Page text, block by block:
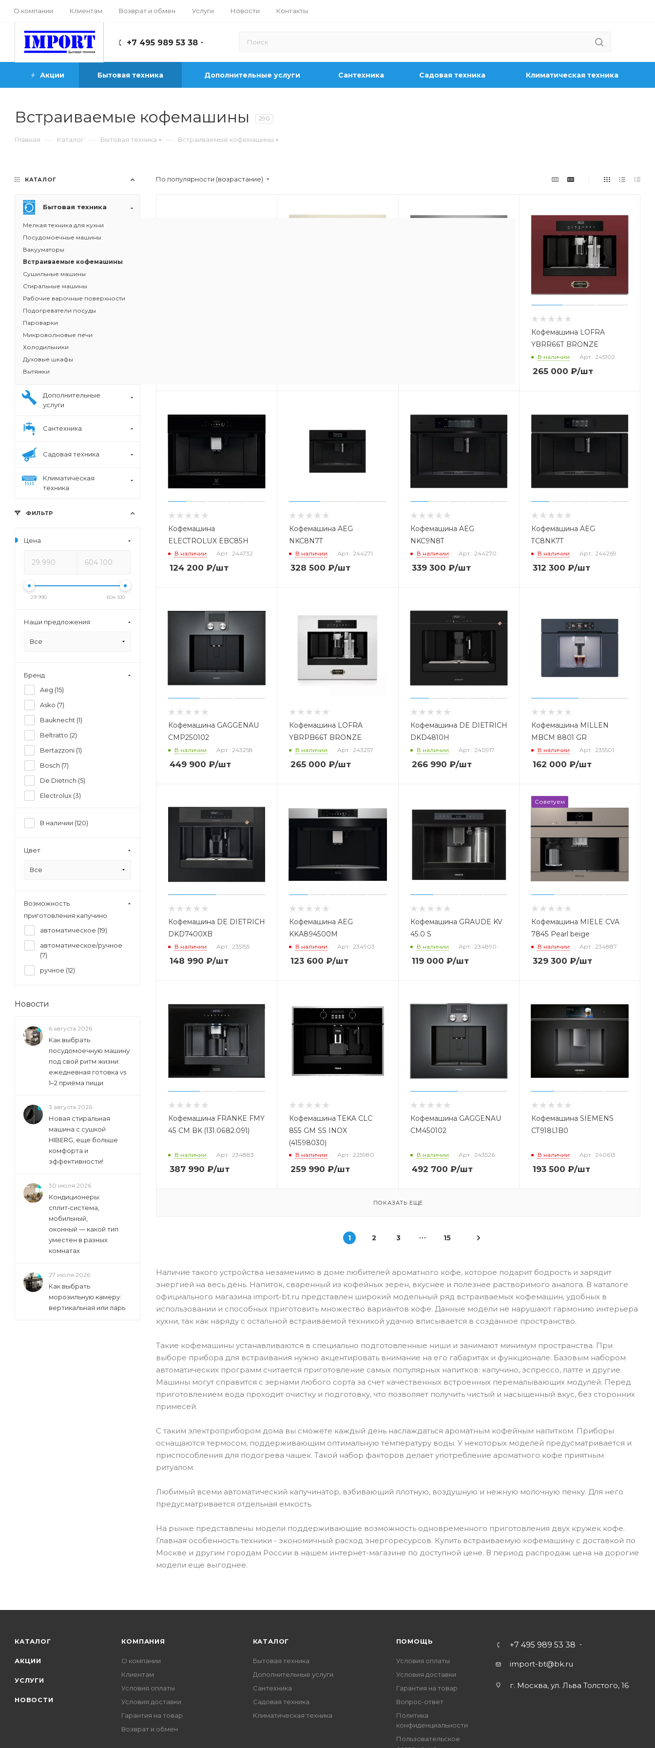
О компании Клиентам Возврат и обмен Услуги Новости Контакты
+7 495 989 53 38
Акции Бытовая техника Дополнительные услуги Сантехника Садовая техника Климатическая техника
Встраиваемые кофемашины 290
Главная — Каталог — Бытовая техника — Встраиваемые кофемашины
По популярности (возрастание)
Кофемашина LOFRA
YBRR66T BRONZE
В наличии Арт.: 245102
265 000 ₽/шт
Кофемашина
ELECTROLUX EBC85H
В наличии Арт.: 244732
124 200 ₽/шт
Кофемашина AEG
NKC8N7T
В наличии Арт.: 244271
328 500 ₽/шт
Кофемашина AEG
NKC9N8T
В наличии Арт.: 244270
339 300 ₽/шт
Кофемашина AEG
TC8NK7T
В наличии Арт.: 244269
312 300 ₽/шт
Кофемашина GAGGENAU
CMP250102
В наличии Арт.: 243258
449 900 ₽/шт
Кофемашина LOFRA
YBRPB66T BRONZE
В наличии Арт.: 243257
265 000 ₽/шт
Кофемашина DE DIETRICH
DKD4810H
В наличии Арт.: 240917
266 990 ₽/шт
Кофемашина MILLEN
MBCM 8801 GR
В наличии Арт.: 235501
162 000 ₽/шт
Кофемашина DE DIETRICH
DKD7400XB
В наличии Арт.: 235155
148 990 ₽/шт
Кофемашина AEG
KKA894500M
В наличии Арт.: 234903
123 600 ₽/шт
Кофемашина GRAUDE KV
45.0 S
В наличии Арт.: 234890
119 000 ₽/шт
Советуем
Кофемашина MIELE CVA
7845 Pearl beige
В наличии Арт.: 234887
329 300 ₽/шт
Кофемашина FRANKE FMY
45 CM BK (131.0682.091)
В наличии Арт.: 234883
387 990 ₽/шт
Кофемашина TEKA CLC
855 GM SS INOX
(41598030)
В наличии Арт.: 225980
259 990 ₽/шт
Кофемашина GAGGENAU
CM450102
В наличии Арт.: 243526
492 700 ₽/шт
Кофемашина SIEMENS
CT918L1B0
В наличии Арт.: 240613
193 500 ₽/шт
ПОКАЗАТЬ ЕЩЕ
1 2 3 15
Наличие такого устройства незаменимо в доме любителей ароматного кофе, которое подарит бодрость и зарядит
энергией на весь день. Напиток, сваренный из кофейных зерен, вкуснее и полезнее растворимого аналога. В каталоге
официального магазина import-bt.ru представлен широкий модельный ряд встраиваемых кофемашин, удобных в
использовании и способных приготовить множество вариантов кофе. Данные модели не нарушают гармонию интерьера
кухни, так как наряду с остальной встраиваемой техникой удачно вписывается в созданное пространство.
Такие кофемашины устанавливаются в специально подготовленные ниши и занимают минимум пространства. При
выборе прибора для встраивания нужно акцентировать внимание на его габаритах и функционале. Базовым набором
автоматических программ считается приготовление самых популярных напитков: капучино, эспрессо, латте и другие.
Машины могут справится с зернами любого сорта за счет качественных встроенных перемалывающих модулей. Перед
приготовлением вода проходит очистку и подготовку, что позволяет получить чистый и насыщенный вкус, без сторонних
примесей.
С таким электроприбором дома вы сможете каждый день наслаждаться ароматным кофейным напитком. Приборы
оснащаются термосом, поддерживающим оптимальную температуру воды. У некоторых моделей предусматривается и
приспособления для подогрева чашек. Такой набор факторов делает употребление ароматного кофе приятным
ритуалом.
Любимый всеми автоматический капучинатор, взбивающий плотную, воздушную и нежную молочную пенку. Для него
предусматривается отдельная емкость.
На рынке представлены модели поддерживающие возможность одновременного приготовления двух кружек кофе.
Главная особенность техники - экономичный расход энергоресурсов. Купить встраиваемую кофемашину с доставкой по
Москве и другим городам России в нашем интернет-магазине по доступной цене. В период распродаж цена на дорогие
модели еще выгоднее.
КАТАЛОГ
Бытовая техника
Мелкая техника для кухни
Посудомоечные машины
Вакууматоры
Встраиваемые кофемашины
Сушильные машины
Стиральные машины
Рабочие варочные поверхности
Подогреватели посуды
Пароварки
Микроволновые печи
Холодильники
Духовые шкафы
Вытяжки
Дополнительные
услуги
Сантехника
Садовая техника
Климатическая
техника
ФИЛЬТР
Цена
29 990 604 100
Наши предложения
Все
Бренд
Aeg (15)
Asko (7)
Bauknecht (1)
Beltratto (2)
Bertazzoni (1)
Bosch (7)
De Dietrich (5)
Electrolux (3)
Gorenje (6
Lofra (
Neff (8)
Siemens (8 )
Smeg (17)
Teka (1)
В наличии (120)
Цвет
Все
Возможность
приготовления капучино
автоматическое (19)
автоматическое/ручное
(7)
ручное (12)
Новости
6 августа 2026
Как выбрать
посудомоечную машину
под свой ритм жизни:
ежедневная готовка vs
1–2 приёма пищи
3 августа 2026
Новая стиральная
машина с сушкой
HIBERG, еще больше
комфорта и
эффективности!
30 июля 2026
Кондиционеры:
сплит‑система,
мобильный,
оконный — какой тип
уместен в разных
комнатах
27 июля 2026
Как выбрать
морозильную камеру:
вертикальная или ларь
КАТАЛОГ
АКЦИИ
УСЛУГИ
НОВОСТИ
КОМПАНИЯ
О компании
Клиентам
Условия оплаты
Условия доставки
Гарантия на товар
Возврат и обмен
КАТАЛОГ
Бытовая техника
Дополнительные услуги
Сантехника
Садовая техника
Климатическая техника
ПОМОЩЬ
Условия оплаты
Условия доставки
Гарантия на товар
Вопрос-ответ
Политика
конфиденциальности
Пользовательское
+7 495 989 53 38
import-bt@bk.ru
г. Москва, ул. Льва Толстого, 16